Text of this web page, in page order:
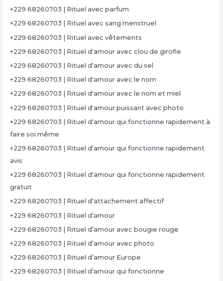
+229 68260703 | Rituel avec parfum
+229 68260703 | Rituel avec sang menstruel
+229 68260703 | Rituel avec vêtements
+229 68260703 | Rituel d'amour avec clou de girofle
+229 68260703 | Rituel d'amour avec du sel
+229 68260703 | Rituel d'amour avec le nom
+229 68260703 | Rituel d'amour avec le nom et miel
+229 68260703 | Rituel d'amour puissant avec photo
+229 68260703 | Rituel d'amour qui fonctionne rapidement à
faire soi même
+229 68260703 | Rituel d'amour qui fonctionne rapidement
avis
+229 68260703 | Rituel d'amour qui fonctionne rapidement
gratuit
+229 68260703 | Rituel d'attachement affectif
+229 68260703 | Rituel d’amour
+229 68260703 | Rituel d’amour avec bougie rouge
+229 68260703 | Rituel d’amour avec photo
+229 68260703 | Rituel d’amour Europe
+229 68260703 | Rituel d’amour qui fonctionne